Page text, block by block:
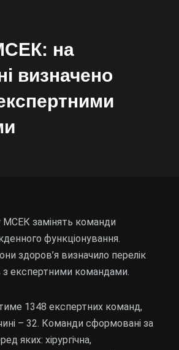
на
визначено
МСЕК замінять команди
функціонування.
здоров’я визначило перелік
з експертними командами.
1348 експертних команд,
– 32. Команди сформовані за
яких: хірургічна,